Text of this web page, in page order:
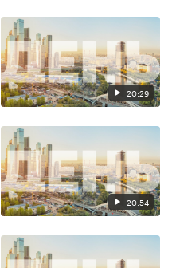
20:29
20:54